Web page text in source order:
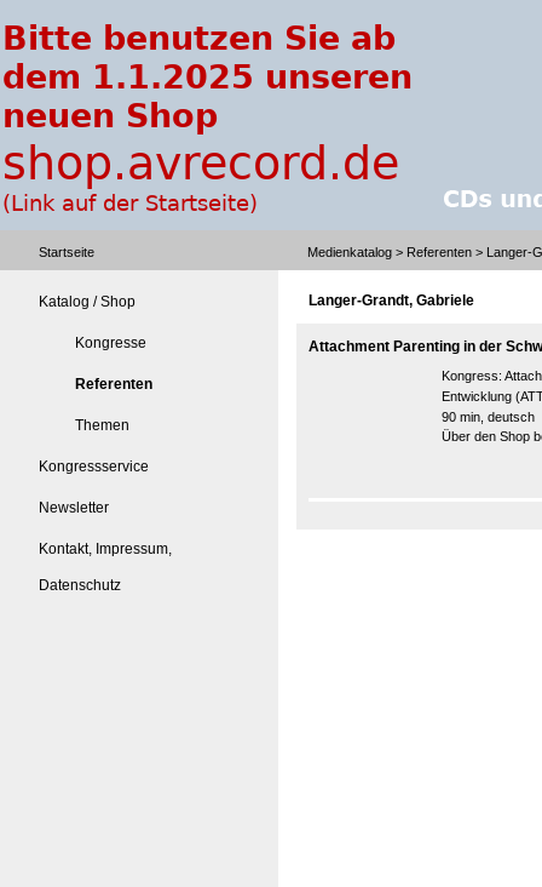
Startseite Medienkatalog > Referenten > Langer-
Katalog / Shop
Kongresse
Referenten
Themen
Kongressservice
Newsletter
Kontakt, Impressum,
Datenschutz
Langer-Grandt, Gabriele
Attachment Parenting in der
Kongress:
Entwicklung
90 min, deutsch
Über den Shop